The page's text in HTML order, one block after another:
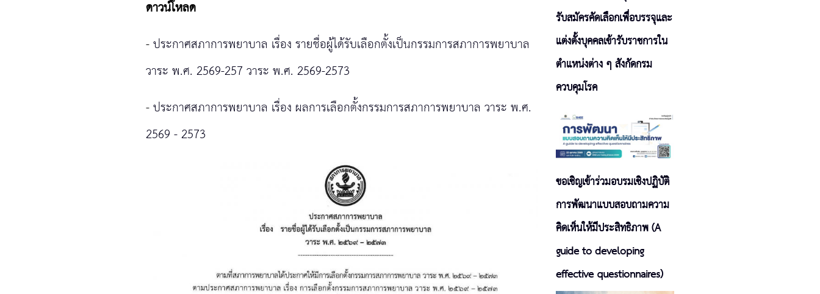
ดาวน์โหลด
-ประกาศสภาการพยาบาล เรื่อง รายชื่อผู้ได้รับเลือกตั้งเป็นกรรมการสภาการพยาบาล
วาระ พ.ศ. 2569-257 วาระ พ.ศ. 2569-2573
-ประกาศสภาการพยาบาล เรื่อง ผลการเลือกตั้งกรรมการสภาการพยาบาล วาระ พ.ศ.
2569 - 2573
รับสมัครคัดเลือกเพื่อบรรจุและ
แต่งตั้งบุคคลเข้ารับราชการใน
ตำแหน่งต่าง ๆ สังกัดกรม
ควบคุมโรค
ขอเชิญเข้าร่วมอบรมเชิงปฏิบัติ
การพัฒนาแบบสอบถามความ
คิดเห็นให้มีประสิทธิภาพ (A
guide to developing
effective questionnaires)